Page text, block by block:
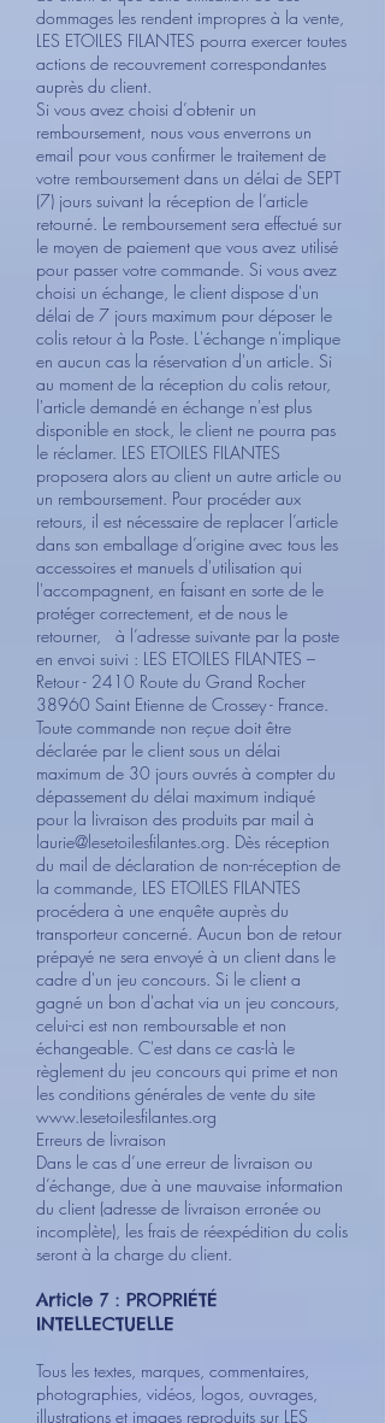
dommages les rendent impropres à la vente,
LES ETOILES FILANTES pourra exercer toutes
actions de recouvrement correspondantes
auprès du client.
Si vous avez choisi d’obtenir un
remboursement, nous vous enverrons un
email pour vous confirmer le traitement de
votre remboursement dans un délai de SEPT
(7) jours suivant la réception de l’article
retourné. Le remboursement sera effectué sur
le moyen de paiement que vous avez utilisé
pour passer votre commande. Si vous avez
choisi un échange, le client dispose d'un
délai de 7 jours maximum pour déposer le
colis retour à la Poste. L'échange n'implique
en aucun cas la réservation d'un article. Si
au moment de la réception du colis retour,
l'article demandé en échange n'est plus
disponible en stock, le client ne pourra pas
le réclamer. LES ETOILES FILANTES
proposera alors au client un autre article ou
un remboursement. Pour procéder aux
retours, il est nécessaire de replacer l’article
dans son emballage d’origine avec tous les
accessoires et manuels d'utilisation qui
l'accompagnent, en faisant en sorte de le
protéger correctement, et de nous le
retourner, à l’adresse suivante par la poste
en envoi suivi : LES ETOILES FILANTES –
Retour - 2410 Route du Grand Rocher
38960 Saint Etienne de Crossey - France.
Toute commande non reçue doit être
déclarée par le client sous un délai
maximum de 30 jours ouvrés à compter du
dépassement du délai maximum indiqué
pour la livraison des produits par mail à
laurie@lesetoilesfilantes.org. Dès réception
du mail de déclaration de non-réception de
la commande, LES ETOILES FILANTES
procédera à une enquête auprès du
transporteur concerné. Aucun bon de retour
prépayé ne sera envoyé à un client dans le
cadre d'un jeu concours. Si le client a
gagné un bon d'achat via un jeu concours,
celui-ci est non remboursable et non
échangeable. C'est dans ce cas-là le
règlement du jeu concours qui prime et non
les conditions générales de vente du site
www.lesetoilesfilantes.org
Erreurs de livraison
Dans le cas d’une erreur de livraison ou
d’échange, due à une mauvaise information
du client (adresse de livraison erronée ou
incomplète), les frais de réexpédition du colis
seront à la charge du client.
Article 7 : PROPRIÉTÉ
INTELLECTUELLE
Tous les textes, marques, commentaires,
photographies, vidéos, logos, ouvrages,
illustrations et images reproduits sur LES